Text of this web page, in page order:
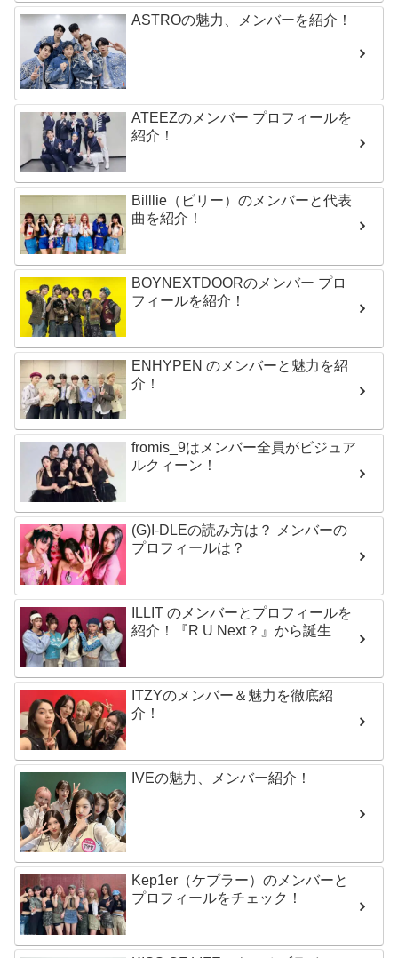
ASTROの魅力、メンバーを紹介！
ATEEZのメンバー プロフィールを
紹介！
Billlie（ビリー）のメンバーと代表
曲を紹介！
BOYNEXTDOORのメンバー プロ
フィールを紹介！
ENHYPEN のメンバーと魅力を紹
介！
fromis_9はメンバー全員がビジュア
ルクィーン！
(G)I-DLEの読み方は？ メンバーの
プロフィールは？
ILLIT のメンバーとプロフィールを
紹介！『R U Next？』から誕生
ITZYのメンバー＆魅力を徹底紹
介！
IVEの魅力、メンバー紹介！
Kep1er（ケプラー）のメンバーと
プロフィールをチェック！